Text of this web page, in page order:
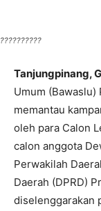
??????????
Tanjungpinang,
Umum
memantau
oleh para Calon
calon anggota
Perwakilah
Daerah (DPRD)
diselenggarakan